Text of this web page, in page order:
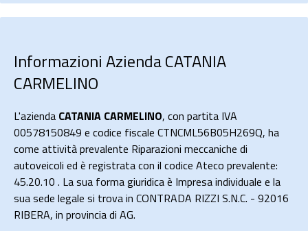
Informazioni Azienda CATANIA
CARMELINO
L'azienda CATANIA CARMELINO, con partita IVA
00578150849 e codice fiscale CTNCML56B05H269Q, ha
come attività prevalente Riparazioni meccaniche di
autoveicoli ed è registrata con il codice Ateco prevalente:
45.20.10 . La sua forma giuridica è Impresa individuale e la
sua sede legale si trova in CONTRADA RIZZI S.N.C. - 92016
RIBERA, in provincia di AG.